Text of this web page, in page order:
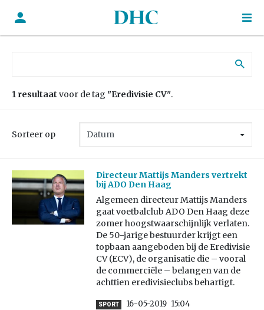
1 resultaat voor de tag "Eredivisie CV".
Sorteer op
Directeur Mattijs Manders vertrekt
bij ADO Den Haag
Algemeen directeur Mattijs Manders
gaat voetbalclub ADO Den Haag deze
zomer hoogstwaarschijnlijk verlaten.
De 50-jarige bestuurder krijgt een
topbaan aangeboden bij de Eredivisie
CV (ECV), de organisatie die – vooral
de commerciële – belangen van de
achttien eredivisieclubs behartigt.
SPORT 16-05-2019 15:04